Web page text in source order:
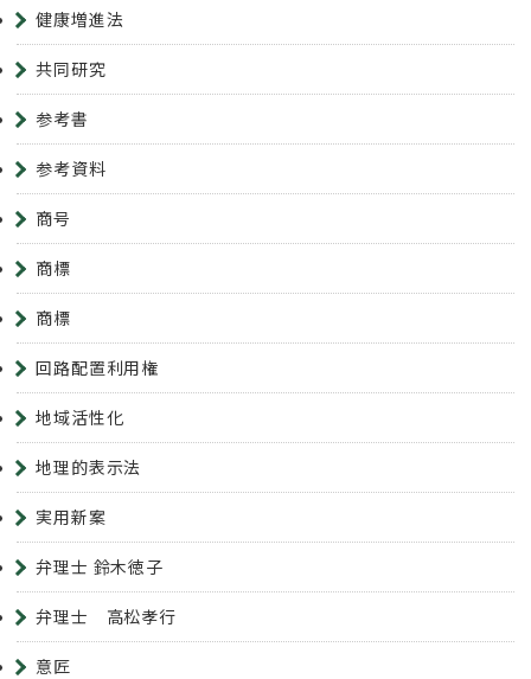
健康増進法
共同研究
参考書
参考資料
商号
商標
商標
回路配置利用権
地域活性化
地理的表示法
実用新案
弁理士 鈴木徳子
弁理士 高松孝行
意匠